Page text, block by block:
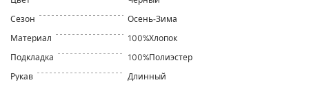
Сезон
Осень-Зима
Материал
100%Хлопок
Подкладка
100%Полиэстер
Рукав
Длинный